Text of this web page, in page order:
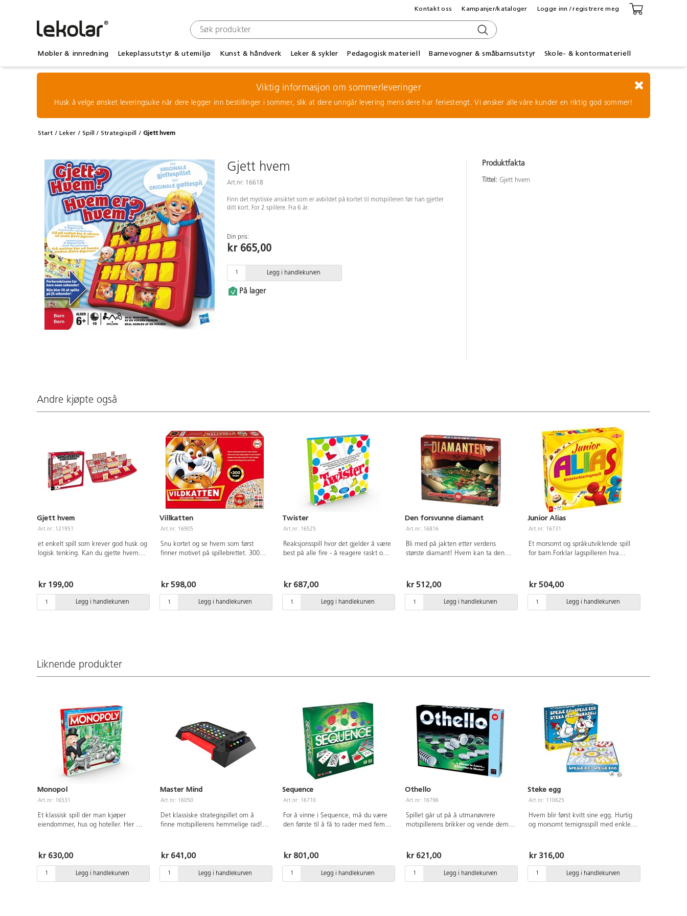
Møbler & innredning Lekeplassutstyr & utemiljø Kunst & håndverk Leker & sykler Pedagogisk materiell Barnevogner & småbarnsutstyr Skole- & kontormateriell
Kontakt oss Kampanjer/kataloger Logge inn / registrere meg
Viktig informasjon om sommerleveringer
Husk å velge ønsket leveringsuke når dere legger inn bestillinger i sommer, slik at dere unngår levering mens dere har feriestengt. Vi ønsker alle våre kunder en riktig god sommer!
Start Leker Spill Strategispill Gjett hvem
Gjett hvem
Art.nr: 16618
Finn det mystiske ansiktet som er avbildet på kortet til motspilleren før han gjetter
ditt kort. For 2 spillere. Fra 6 år.
Din pris:
kr 665,00
Legg i handlekurven
På lager
Produktfakta
Tittel: Gjett hvem
Andre kjøpte også
Gjett hvem
Art.nr: 121951
et enkelt spill som krever god husk og
logisk tenking. Kan du gjette hvem
kr 199,00
Legg i handlekurven
Villkatten
Art.nr: 16905
Snu kortet og se hvem som først
finner motivet på spillebrettet. 300
kr 598,00
Legg i handlekurven
Twister
Art.nr: 16525
Reaksjonsspill hvor det gjelder å være
best på alle fire - å reagere raskt og
kr 687,00
Legg i handlekurven
Den forsvunne diamant
Art.nr: 16816
Bli med på jakten etter verdens
største diamant! Hvem kan ta den
Spilletid 30-60 min. Fra 6 år.
kr 512,00
Legg i handlekurven
Junior Alias
Art.nr: 16731
Et morsomt og språkutviklende spill
for barn.Forklar lagspilleren hva
mulig på 1 minutt. Minimum 4
spillere. Fra 5 år.
kr 504,00
Legg i handlekurven
Liknende produkter
Monopol
Art.nr: 16531
Et klassisk spill der man kjøper
eiendommer, hus og hoteller. Her må
spillere. Fra 8 år.
kr 630,00
Legg i handlekurven
Master Mind
Art.nr: 16050
Det klassiske strategispillet om å
finne motspillerens hemmelige rad!
skal gjette på. Med over 2000 mulige
kombinasjoner blir hver spillrunde
unik. Utvikler logisk tenkning og
STEM-ferdigheter. PVC-fri. Laget av
kr 641,00
Legg i handlekurven
Sequence
Art.nr: 16710
For å vinne i Sequence, må du være
den første til å få to rader med fem
tilsvarende kort på brettet. Se opp for
knektene: noen av dem er frikort,
noen gir deg muligheten til å flytte en
av motstandernes spillbrikker. For 2-
kr 801,00
Legg i handlekurven
Othello
Art.nr: 16796
Spillet går ut på å utmanøvrere
motspillerens brikker og vende dem
slutt. Spilleplate av polyeten. For to
spillere. Mål 28x28 cm. Fra 9 år.
kr 621,00
Legg i handlekurven
Steke egg
Art.nr: 110625
Hvem blir først kvitt sine egg. Hurtig
og morsomt ternignsspill med enkle
kr 316,00
Legg i handlekurven